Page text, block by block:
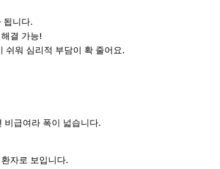
됩니다.
결 가능!
쉬워 심리적 부담이 확 줄어요.
비급여라 폭이 넓습니다.
자로 보입니다.